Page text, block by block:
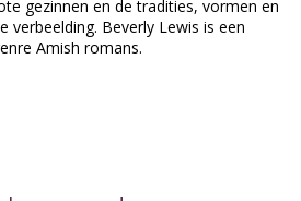
gezinnen en de tradities, vormen en
verbeelding. Beverly Lewis is een
Amish romans.